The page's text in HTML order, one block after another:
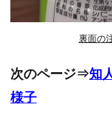
裏面の
次のページ⇒知
様子